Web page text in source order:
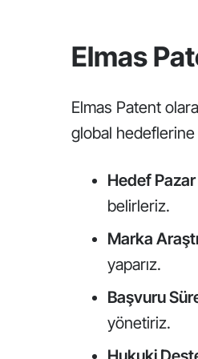
Elmas
Elmas Patent
global hedeflerine
Hedef
belirleriz.
Marka
yaparız.
Başvuru
yönetiriz.